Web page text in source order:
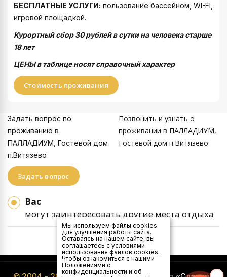
БЕСПЛАТНЫЕ УСЛУГИ: пользование бассейном, WI-FI,
игровой площадкой.
Курортный сбор 30 рублей в сутки на человека старше
18 лет
ЦЕНЫ в таблице носят справочный характер
Стоимость проживания
Задать вопрос по
проживанию в
ПАЛЛАДИУМ, Гостевой дом
п.Витязево
Задать вопрос
Позвонить и узнать о
проживании в ПАЛЛАДИУМ,
Гостевой дом п.Витязево
Вас
могут заинтересовать другие места отдыха
Мы используем файлы cookies
для улучшения работы сайта.
Оставаясь на нашем сайте, вы
соглашаетесь с условиями
использования файлов cookies.
Чтобы ознакомиться с нашими
Положениями о
конфиденциальности и об